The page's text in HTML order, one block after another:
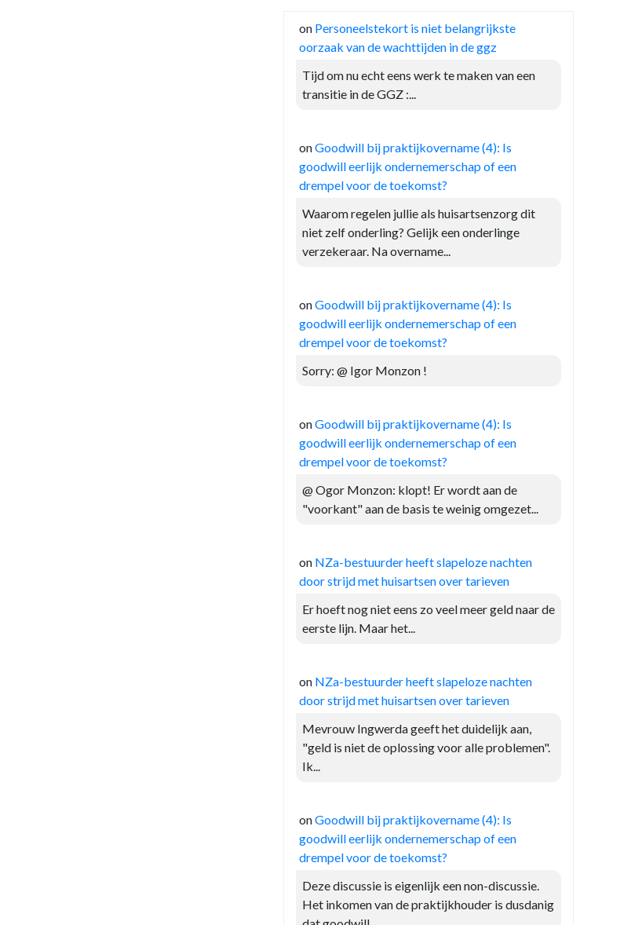
on Personeelstekort is niet belangrijkste
oorzaak van de wachttijden in de ggz
Tijd om nu echt eens werk te maken van een
transitie in de GGZ :...
onGoodwill bij praktijkovername (4): Is
goodwill eerlijk ondernemerschap of een
drempel voor de toekomst?
Waarom regelen jullie als huisartsenzorg dit
niet zelf onderling? Gelijk een onderlinge
verzekeraar. Na overname...
onGoodwill bij praktijkovername (4): Is
goodwill eerlijk ondernemerschap of een
drempel voor de toekomst?
Sorry: @ Igor Monzon !
onGoodwill bij praktijkovername (4): Is
goodwill eerlijk ondernemerschap of een
drempel voor de toekomst?
@ Ogor Monzon: klopt! Er wordt aan de
"voorkant" aan de basis te weinig omgezet...
on NZa-bestuurder heeft slapeloze nachten
door strijd met huisartsen over tarieven
Er hoeft nog niet eens zo veel meer geld naar de
eerste lijn. Maar het...
on NZa-bestuurder heeft slapeloze nachten
door strijd met huisartsen over tarieven
Mevrouw Ingwerda geeft het duidelijk aan,
"geld is niet de oplossing voor alle problemen".
Ik...
onGoodwill bij praktijkovername (4): Is
goodwill eerlijk ondernemerschap of een
drempel voor de toekomst?
Deze discussie is eigenlijk een non-discussie.
Het inkomen van de praktijkhouder is dusdanig